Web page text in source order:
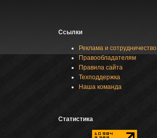
Ссылки
Реклама и сотрудничество
Правообладателям
Правила сайта
Техподдержка
Наша команда
Статистика